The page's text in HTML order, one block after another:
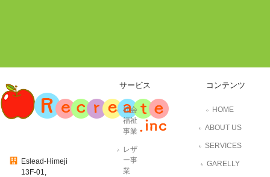
Eslead-Himeji
13F-01,
サービス
社会
福祉
事業
レザ
ー事
業
コンテンツ
HOME
ABOUT US
SERVICES
GARELLY